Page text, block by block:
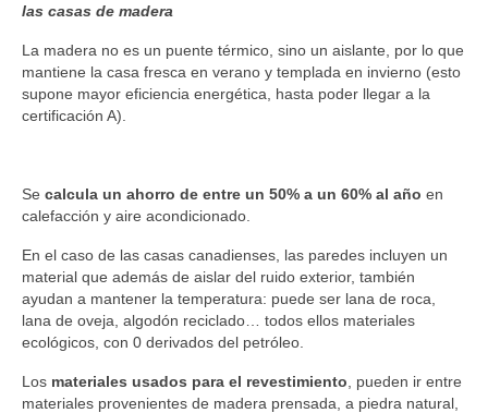
las casas de madera
La madera no es un puente térmico, sino un aislante, por lo que
mantiene la casa fresca en verano y templada en invierno (esto
supone mayor eficiencia energética, hasta poder llegar a la
certificación A).
Se calcula un ahorro de entre un 50% a un 60% al año en
calefacción y aire acondicionado.
En el caso de las casas canadienses, las paredes incluyen un
material que además de aislar del ruido exterior, también
ayudan a mantener la temperatura: puede ser lana de roca,
lana de oveja, algodón reciclado… todos ellos materiales
ecológicos, con 0 derivados del petróleo.
Los materiales usados para el revestimiento , pueden ir entre
materiales provenientes de madera prensada, a piedra natural,